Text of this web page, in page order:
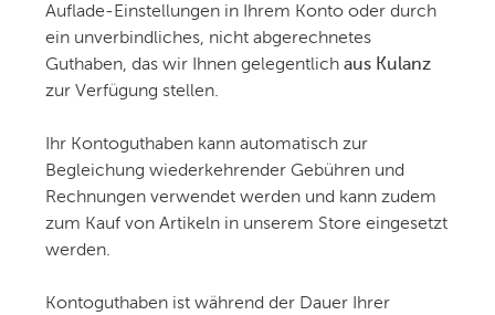
Auflade-Einstellungen in Ihrem Konto oder durch
ein unverbindliches, nicht abgerechnetes
Guthaben, das wir Ihnen gelegentlich aus Kulanz
zur Verfügung stellen.
Ihr Kontoguthaben kann automatisch zur
Begleichung wiederkehrender Gebühren und
Rechnungen verwendet werden und kann zudem
zum Kauf von Artikeln in unserem Store eingesetzt
werden.
Kontoguthaben ist während der Dauer Ihrer